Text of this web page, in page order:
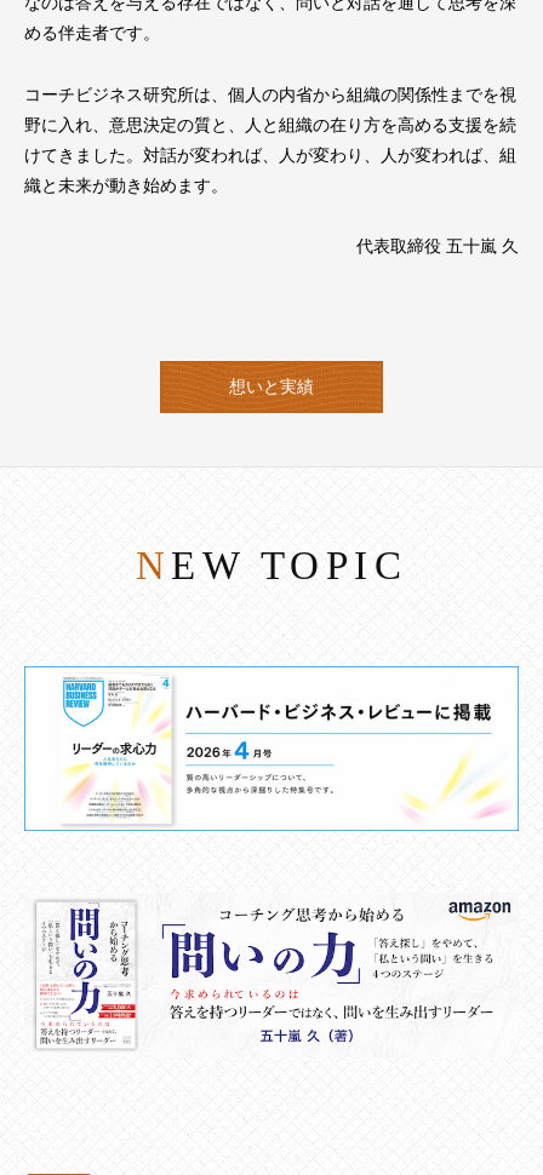
める伴走者です。
コーチビジネス研究所は、個人の内省から組織の関係性までを視
野に入れ、意思決定の質と、人と組織の在り方を高める支援を続
けてきました。対話が変われば、人が変わり、人が変われば、組
織と未来が動き始めます。
代表取締役 五十嵐 久
想いと実績
NEW TOPIC